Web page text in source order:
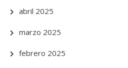
abril 2025
marzo 2025
febrero 2025